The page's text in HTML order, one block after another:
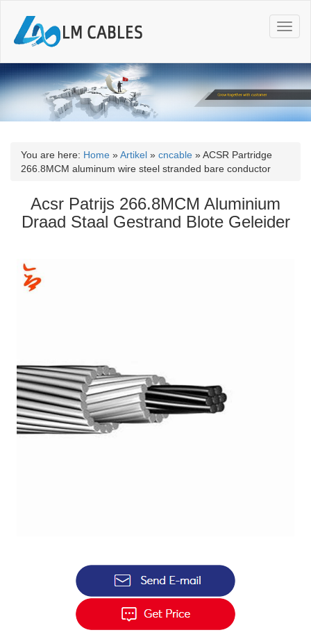
T
o
g
l
n
a
o
You are here: Home »Artikel » cncable »ACSR Partridge
266.8MCM aluminum wire steel stranded bare conductor
Acsr Patrijs 266.8MCM Aluminium
Draad Staal Gestrand Blote Geleider